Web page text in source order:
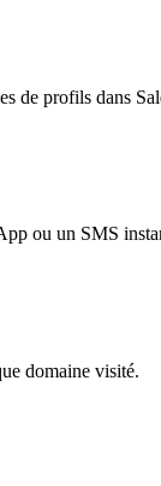
de profils dans
ou un SMS
domaine visité.